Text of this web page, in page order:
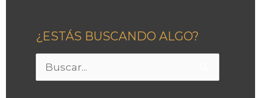
¿ESTÁS BUSCANDO ALGO?
Buscar